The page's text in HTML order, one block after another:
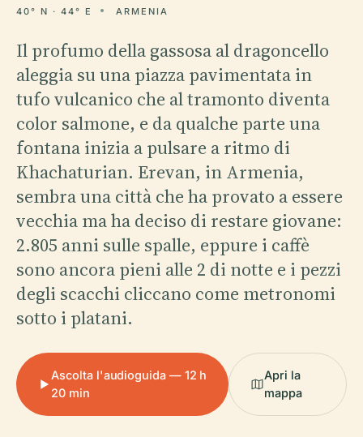
40° N · 44° E ARMENIA
Il profumo della gassosa al dragoncello
aleggia su una piazza pavimentata in
tufo vulcanico che al tramonto diventa
color salmone, e da qualche parte una
fontana inizia a pulsare a ritmo di
Khachaturian. Erevan, in Armenia,
sembra una città che ha provato a essere
vecchia ma ha deciso di restare giovane:
2.805 anni sulle spalle, eppure i caffè
sono ancora pieni alle 2 di notte e i pezzi
degli scacchi cliccano come metronomi
sotto i platani.
Ascolta l'audioguida — 12 h
20 min
Apri la
mappa